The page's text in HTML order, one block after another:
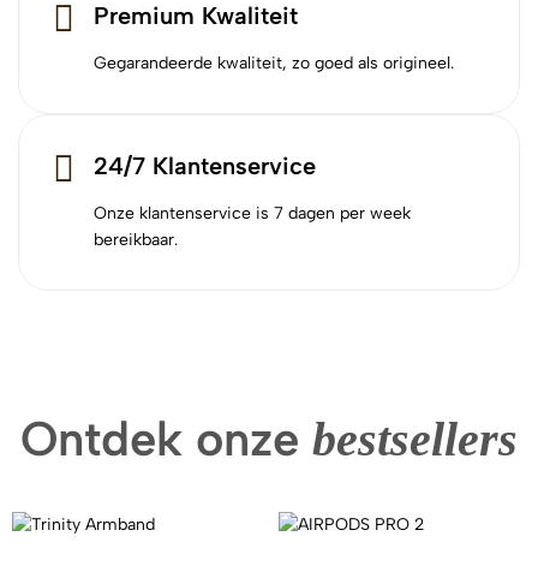
Premium Kwaliteit
Gegarandeerde kwaliteit, zo goed als origineel.
24/7 Klantenservice
Onze klantenservice is 7 dagen per week
bereikbaar.
Ontdek onze bestsellers